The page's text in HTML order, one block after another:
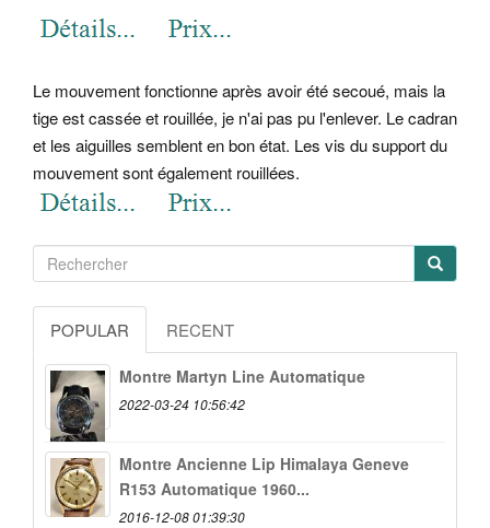
Le mouvement fonctionne après avoir été secoué, mais la
tige est cassée et rouillée, je n'ai pas pu l'enlever. Le cadran
et les aiguilles semblent en bon état. Les vis du support du
mouvement sont également rouillées.
POPULAR RECENT
Montre Martyn Line Automatique
2022-03-24 10:56:42
Montre Ancienne Lip Himalaya Geneve
R153 Automatique 1960...
2016-12-08 01:39:30